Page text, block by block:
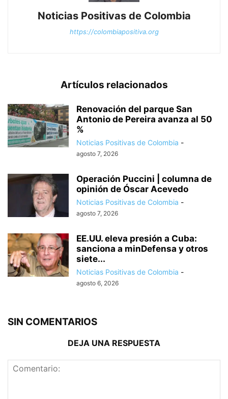
Noticias Positivas de Colombia
https://colombiapositiva.org
Artículos relacionados
Renovación del parque San
Antonio de Pereira avanza al 50
%
Noticias Positivas de Colombia -
agosto 7, 2026
Operación Puccini | columna de
opinión de Óscar Acevedo
Noticias Positivas de Colombia -
agosto 7, 2026
EE.UU. eleva presión a Cuba:
sanciona a minDefensa y otros
siete...
Noticias Positivas de Colombia -
agosto 6, 2026
SIN COMENTARIOS
DEJA UNA RESPUESTA